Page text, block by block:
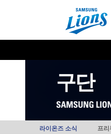
구단
라이온즈 소식 프리